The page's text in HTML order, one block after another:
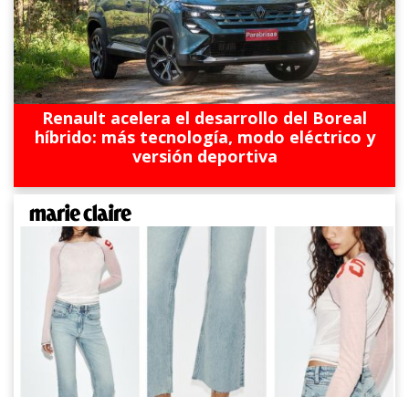
Renault acelera el desarrollo del Boreal
híbrido: más tecnología, modo eléctrico y
versión deportiva